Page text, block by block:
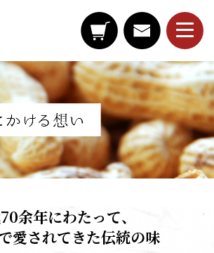
余年にわたって、
愛されてきた伝統の味